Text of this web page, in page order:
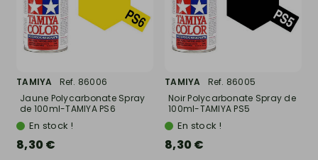
TAMIYA
Ref. 86006
Jaune Polycarbonate Spray
de 100ml-TAMIYA PS6
En stock !
8,30 €
TAMIYA
Ref. 86005
Noir Polycarbonate Spray de
100ml-TAMIYA PS5
En stock !
8,30 €